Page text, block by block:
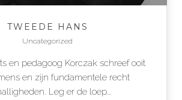
TWEEDE HANS
Uncategorized
en pedagoog Korczak schreef ooit
en zijn fundamentele recht
Leg er de loep…